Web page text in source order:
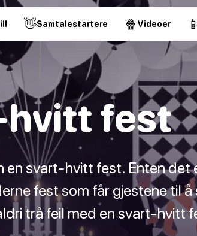
👋Samtalestartere 🍿 Videoer 📱
hvitt fest
en svart-hvitt fest. Enten det
fest som får gjestene til å
trå feil med en svart-hvitt